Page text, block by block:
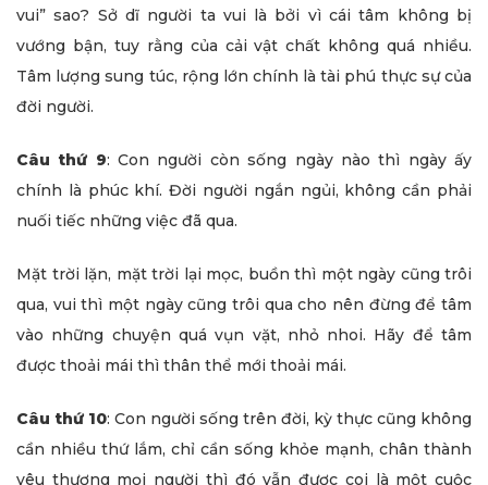
vui” sao? Sở dĩ người ta vui là bởi vì cái tâm không bị
vướng bận, tuy rằng của cải vật chất không quá nhiều.
Tâm lượng sung túc, rộng lớn chính là tài phú thực sự của
đời người.
Câu thứ 9: Con người còn sống ngày nào thì ngày ấy
chính là phúc khí. Đời người ngắn ngủi, không cần phải
nuối tiếc những việc đã qua.
Mặt trời lặn, mặt trời lại mọc, buồn thì một ngày cũng trôi
qua, vui thì một ngày cũng trôi qua cho nên đừng để tâm
vào những chuyện quá vụn vặt, nhỏ nhoi. Hãy để tâm
được thoải mái thì thân thể mới thoải mái.
Câu thứ 10: Con người sống trên đời, kỳ thực cũng không
cần nhiều thứ lắm, chỉ cần sống khỏe mạnh, chân thành
yêu thương mọi người thì đó vẫn được coi là một cuộc